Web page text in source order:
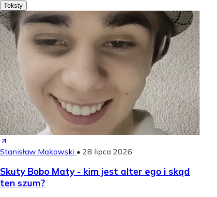
Teksty
Stanisław Makowski • 28 lipca 2026
Skuty Bobo Maty - kim jest alter ego i skąd
ten szum?